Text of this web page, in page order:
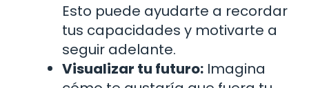
Esto puede ayudarte a recordar
tus capacidades y motivarte a
seguir adelante.
Visualizar tu futuro: Imagina